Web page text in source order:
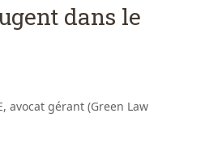
dans le
avocat gérant (Green Law